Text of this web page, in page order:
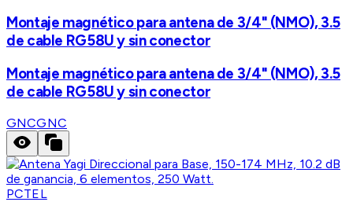
Montaje magnético para antena de 3/4" (NMO), 3.5
de cable RG58U y sin conector
Montaje magnético para antena de 3/4" (NMO), 3.5
de cable RG58U y sin conector
GNCGNC
PCTEL